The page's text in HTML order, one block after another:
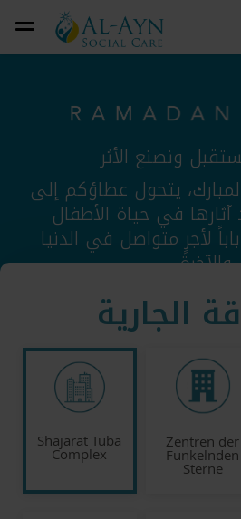
ونصنع الأثر
يتحول عطاؤكم إلى
في حياة الأطفال
لأجرٍ متواصل في الدنيا
والآخرة.
الجارية
Shajarat Tuba
Complex
Zentren der
Funkelnden
Sterne